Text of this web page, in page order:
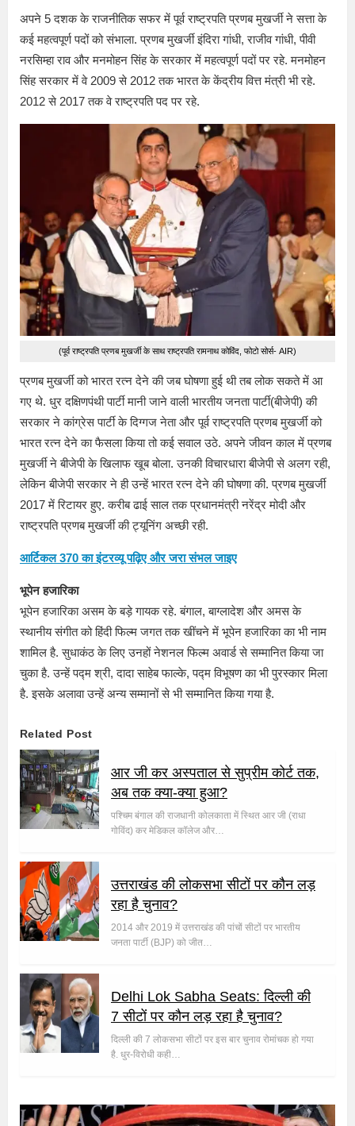
अपने 5 दशक के राजनीतिक सफर में पूर्व राष्ट्रपति प्रणब मुखर्जी ने सत्ता के
कई महत्वपूर्ण पदों को संभाला. प्रणब मुखर्जी इंदिरा गांधी, राजीव गांधी, पीवी
नरसिम्हा राव और मनमोहन सिंह के सरकार में महत्वपूर्ण पदों पर रहे. मनमोहन
सिंह सरकार में वे 2009 से 2012 तक भारत के केंद्रीय वित्त मंत्री भी रहे.
2012 से 2017 तक वे राष्ट्रपति पद पर रहे.
(पूर्व राष्ट्रपति प्रणब मुखर्जी के साथ राष्ट्रपति रामनाथ कोविंद, फोटो सोर्स- AIR)
प्रणब मुखर्जी को भारत रत्न देने की जब घोषणा हुई थी तब लोक सकते में आ
गए थे. धुर दक्षिणपंथी पार्टी मानी जाने वाली भारतीय जनता पार्टी(बीजेपी) की
सरकार ने कांग्रेस पार्टी के दिग्गज नेता और पूर्व राष्ट्रपति प्रणब मुखर्जी को
भारत रत्न देने का फैसला किया तो कई सवाल उठे. अपने जीवन काल में प्रणब
मुखर्जी ने बीजेपी के खिलाफ खूब बोला. उनकी विचारधारा बीजेपी से अलग रही,
लेकिन बीजेपी सरकार ने ही उन्हें भारत रत्न देने की घोषणा की. प्रणब मुखर्जी
2017 में रिटायर हुए. करीब ढाई साल तक प्रधानमंत्री नरेंद्र मोदी और
राष्ट्रपति प्रणब मुखर्जी की ट्यूनिंग अच्छी रही.
आर्टिकल 370 का इंटरव्यू पढ़िए और जरा संभल जाइए
भूपेन हजारिका
भूपेन हजारिका असम के बड़े गायक रहे. बंगाल, बाग्लादेश और अमस के
स्थानीय संगीत को हिंदी फिल्म जगत तक खींचने में भूपेन हजारिका का भी नाम
शामिल है. सुधाकंठ के लिए उनहों नेशनल फिल्म अवार्ड से सम्मानित किया जा
चुका है. उन्हें पद्म श्री, दादा साहेब फाल्के, पद्म विभूषण का भी पुरस्कार मिला
है. इसके अलावा उन्हें अन्य सम्मानों से भी सम्मानित किया गया है.
Related Post
आर जी कर अस्पताल से सुप्रीम कोर्ट तक,
अब तक क्या-क्या हुआ?
पश्चिम बंगाल की राजधानी कोलकाता में स्थित आर जी (राधा
गोविंद) कर मेडिकल कॉलेज और…
उत्तराखंड की लोकसभा सीटों पर कौन लड़
रहा है चुनाव?
2014 और 2019 में उत्तराखंड की पांचों सीटों पर भारतीय
जनता पार्टी (BJP) को जीत…
Delhi Lok Sabha Seats: दिल्ली की
7 सीटों पर कौन लड़ रहा है चुनाव?
दिल्ली की 7 लोकसभा सीटों पर इस बार चुनाव रोमांचक हो गया
है. धुर-विरोधी कही…